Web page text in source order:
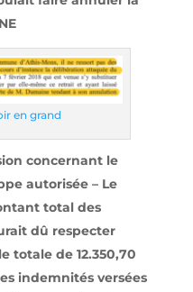
en grand
concernant le
autorisée – Le
total des
dû respecter
totale de 12.350,70
indemnités versées